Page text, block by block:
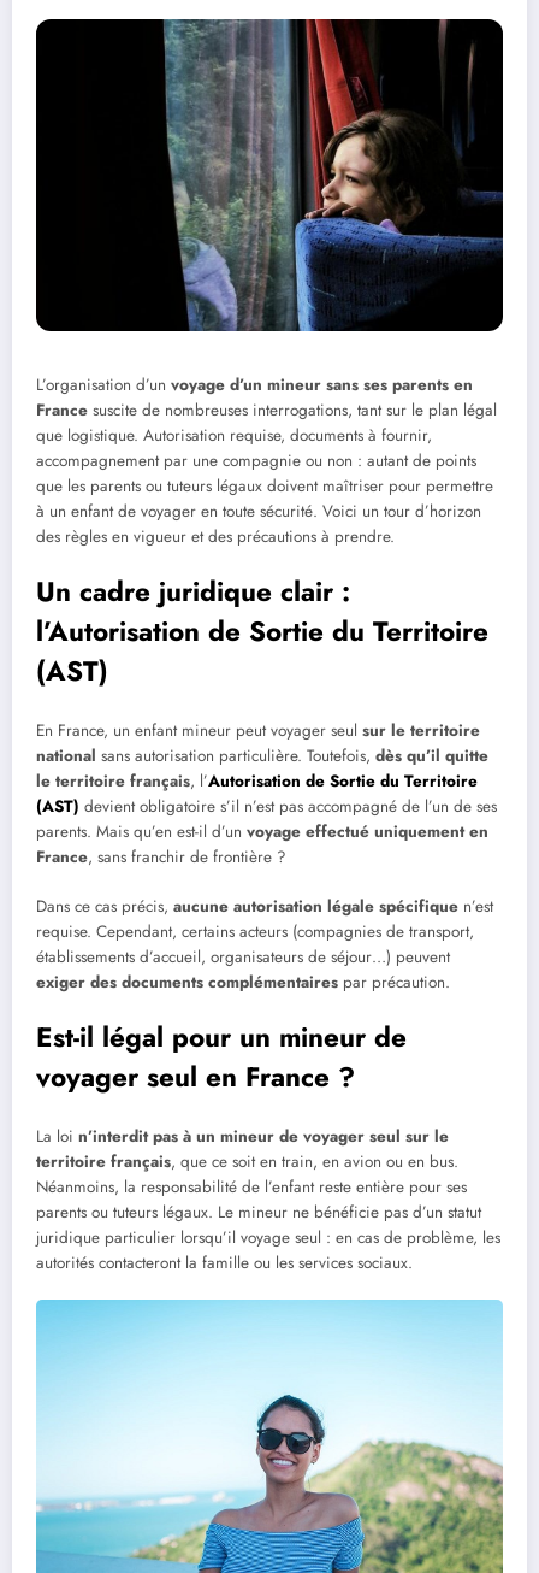
L’organisation d’un voyage d’un mineur sans ses parents en
France suscite de nombreuses interrogations, tant sur le plan légal
que logistique. Autorisation requise, documents à fournir,
accompagnement par une compagnie ou non : autant de points
que les parents ou tuteurs légaux doivent maîtriser pour permettre
à un enfant de voyager en toute sécurité. Voici un tour d’horizon
des règles en vigueur et des précautions à prendre.
Un cadre juridique clair :
l’Autorisation de Sortie du Territoire
(AST)
En France, un enfant mineur peut voyager seul sur le territoire
national sans autorisation particulière. Toutefois, dès qu’il quitte
le territoire français, l’Autorisation de Sortie du Territoire
(AST) devient obligatoire s’il n’est pas accompagné de l’un de ses
parents. Mais qu’en est-il d’un voyage effectué uniquement en
France, sans franchir de frontière ?
Dans ce cas précis, aucune autorisation légale spécifique n’est
requise. Cependant, certains acteurs (compagnies de transport,
établissements d’accueil, organisateurs de séjour…) peuvent
exiger des documents complémentaires par précaution.
Est-il légal pour un mineur de
voyager seul en France ?
La loi n’interdit pas à un mineur de voyager seul sur le
territoire français, que ce soit en train, en avion ou en bus.
Néanmoins, la responsabilité de l’enfant reste entière pour ses
parents ou tuteurs légaux. Le mineur ne bénéficie pas d’un statut
juridique particulier lorsqu’il voyage seul : en cas de problème, les
autorités contacteront la famille ou les services sociaux.